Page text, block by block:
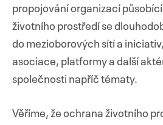
propojování organizací
životního prostředí se
do mezioborových sítí a
asociace, platformy a další
společnosti napříč tématy.
Věříme, že ochrana životního